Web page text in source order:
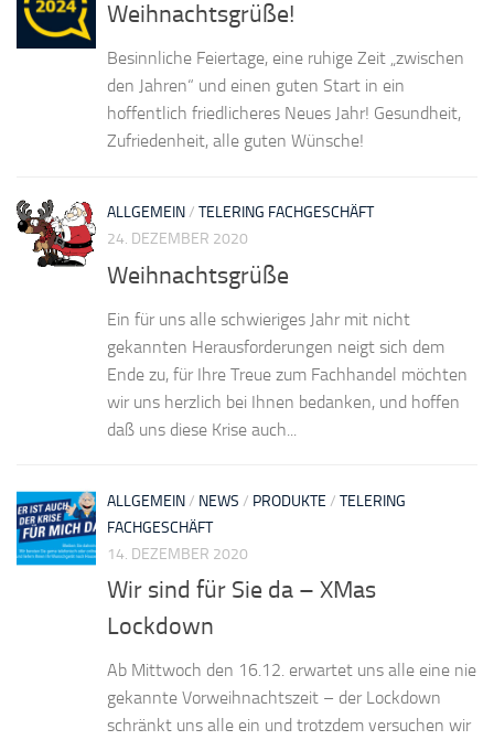
Weihnachtsgrüße!
Besinnliche Feiertage, eine ruhige Zeit „zwischen
den Jahren“ und einen guten Start in ein
hoffentlich friedlicheres Neues Jahr! Gesundheit,
Zufriedenheit, alle guten Wünsche!
ALLGEMEIN/ TELERING FACHGESCHÄFT
24. DEZEMBER 2020
Weihnachtsgrüße
Ein für uns alle schwieriges Jahr mit nicht
gekannten Herausforderungen neigt sich dem
Ende zu, für Ihre Treue zum Fachhandel möchten
wir uns herzlich bei Ihnen bedanken, und hoffen
daß uns diese Krise auch...
ALLGEMEIN/ NEWS / PRODUKTE / TELERING
FACHGESCHÄFT
14. DEZEMBER 2020
Wir sind für Sie da – XMas
Lockdown
Ab Mittwoch den 16.12. erwartet uns alle eine nie
gekannte Vorweihnachtszeit – der Lockdown
schränkt uns alle ein und trotzdem versuchen wir